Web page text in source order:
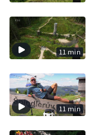
11 min
11 min